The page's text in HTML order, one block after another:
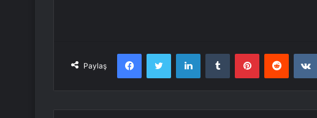
Paylaş
FacebookTwitter LinkedInTumblr PinterestReddit